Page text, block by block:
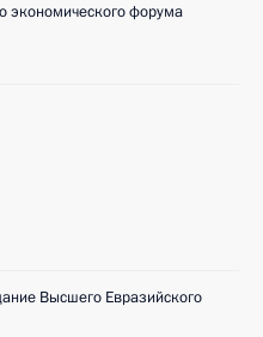
экономического форума
Высшего Евразийского